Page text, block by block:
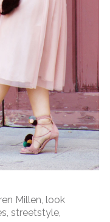
Millen, look
, streetstyle,